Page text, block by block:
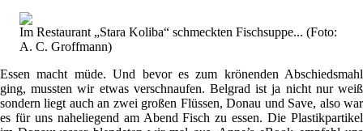
Im Restaurant „Stara Koliba“ schmeckten Fischsuppe... (Foto:
A. C. Groffmann)
Essen macht müde. Und bevor es zum krönenden Abschiedsmahl
ging, mussten wir etwas verschnaufen. Belgrad ist ja nicht nur weiß
sondern liegt auch an zwei großen Flüssen, Donau und Save, also war
es für uns naheliegend am Abend Fisch zu essen. Die Plastikpartikel